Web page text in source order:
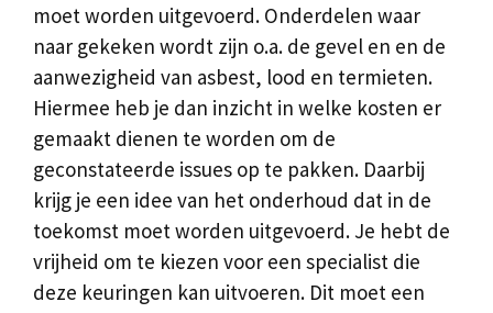
moet worden uitgevoerd. Onderdelen waar
naar gekeken wordt zijn o.a. de gevel en en de
aanwezigheid van asbest, lood en termieten.
Hiermee heb je dan inzicht in welke kosten er
gemaakt dienen te worden om de
geconstateerde issues op te pakken. Daarbij
krijg je een idee van het onderhoud dat in de
toekomst moet worden uitgevoerd. Je hebt de
vrijheid om te kiezen voor een specialist die
deze keuringen kan uitvoeren. Dit moet een